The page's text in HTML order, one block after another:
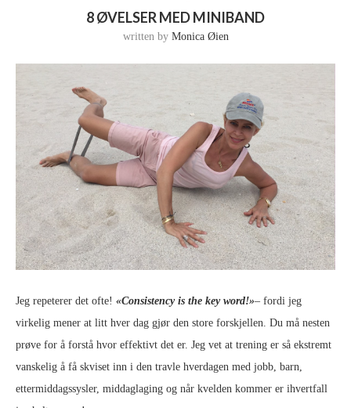
8 ØVELSER MED MINIBAND
written by Monica Øien
Jeg repeterer det ofte! «Consistency is the key word!»– fordi jeg
virkelig mener at litt hver dag gjør den store forskjellen. Du må nesten
prøve for å forstå hvor effektivt det er. Jeg vet at trening er så ekstremt
vanskelig å få skviset inn i den travle hverdagen med jobb, barn,
ettermiddagssysler, middaglaging og når kvelden kommer er ihvertfall